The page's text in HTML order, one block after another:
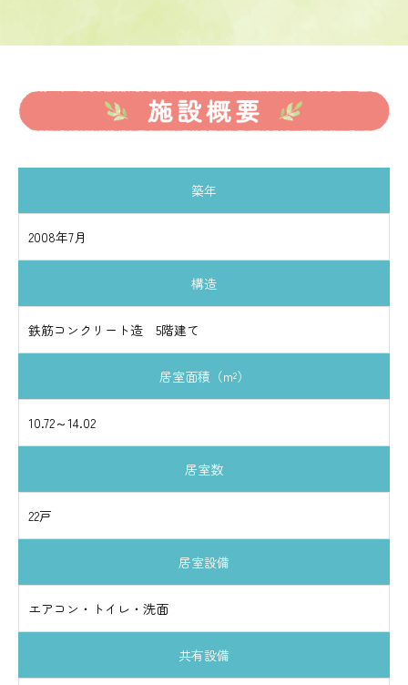
築年
2008年7月
構造
鉄筋コンクリート造 5階建て
居室面積（m²）
10.72～14.02
居室数
22戸
居室設備
エアコン・トイレ・洗面
共有設備